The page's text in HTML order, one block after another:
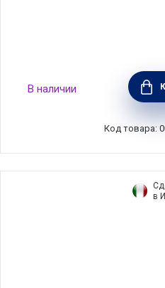
Масленка
гранатовый, Emile
В наличии
Код товара:
в